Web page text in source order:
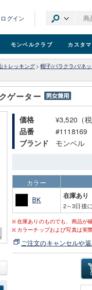
ログイン
モンベルクラブ カスタ
トレッキング > 帽子/バラクラバ/ネ
ゲーター
価格 ¥3,520（税
品番 #1118169
ブランド モンベル
カラー
BK
在庫あり
2～3日後
在庫ありのものでも、商品が
カラーチップおよび写真は実
ご注文のキャンセルや